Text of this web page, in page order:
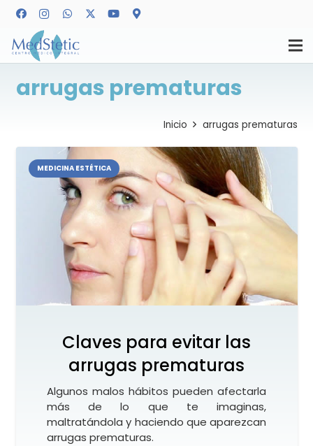
arrugas prematuras
Inicio arrugas prematuras
MEDICINA ESTÉTICA
Claves para evitar las
arrugas prematuras
Algunos malos hábitos pueden afectarla
más de lo que te imaginas,
maltratándola y haciendo que aparezcan
arrugas prematuras.